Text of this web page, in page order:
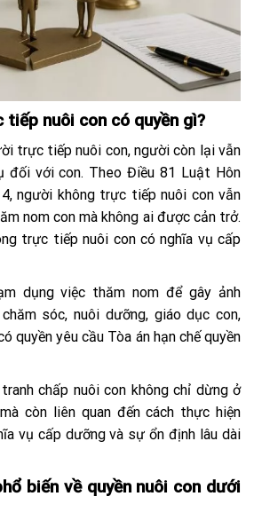
nuôi con có quyền gì?
trực tiếp nuôi con, người còn lại vẫn
đối với con. Theo Điều 81 Luật Hôn
người không trực tiếp nuôi con vẫn
nom con mà không ai được cản trở.
trực tiếp nuôi con có nghĩa vụ cấp
dụng việc thăm nom để gây ảnh
sóc, nuôi dưỡng, giáo dục con,
quyền yêu cầu Tòa án hạn chế quyền
chấp nuôi con không chỉ dừng ở
còn liên quan đến cách thực hiện
vụ cấp dưỡng và sự ổn định lâu dài
biến về quyền nuôi con dưới